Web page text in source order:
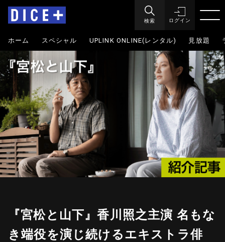
検索 ログイン
ホーム スペシャル UPLINK ONLINE(レンタル) 見放題
『宮松と山下』香川照之主演 名もな
き端役を演じ続けるエキストラ俳